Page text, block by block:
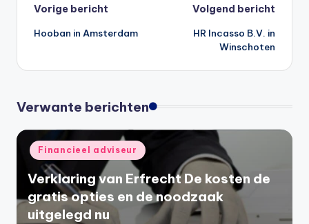
Bericht
navigatie
Vorige bericht
Hooban in Amsterdam
Volgend bericht
HR Incasso B.V. in
Winschoten
Verwante berichten
Geplaatst
in
Financieel adviseur
Verklaring van Erfrecht De kosten de
gratis opties en de noodzaak
uitgelegd nu